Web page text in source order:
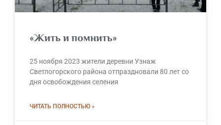
«Жить и помнить»
25 ноября 2023 жители деревни Узнаж
Светлогорского района отпраздновали 80 лет со
дня освобождения селения
ЧИТАТЬ ПОЛНОСТЬЮ »